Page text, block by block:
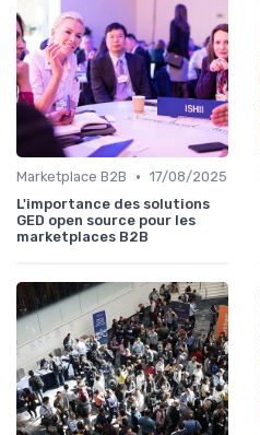
Marketplace B2B • 17/08/2025
L'importance des solutions
GED open source pour les
marketplaces B2B